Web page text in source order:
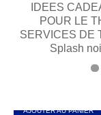
IDEES
POUR LE
SERVICES DE
Splash
AJOUTER AU PANIER